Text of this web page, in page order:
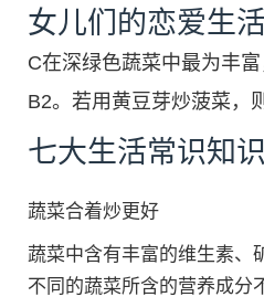
女儿们的恋爱生
C在深绿色蔬菜中最为丰
B2。若用黄豆芽炒菠菜，
七大生活常识知
蔬菜合着炒更好
蔬菜中含有丰富的维生素、
不同的蔬菜所含的营养成分